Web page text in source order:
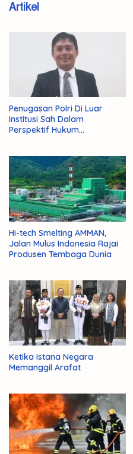
Artikel
Penugasan Polri Di Luar
Institusi Sah Dalam
Perspektif Hukum
Hi-tech Smelting AMMAN,
Jalan Mulus Indonesia Rajai
Produsen Tembaga Dunia
Ketika Istana Negara
Memanggil Arafat